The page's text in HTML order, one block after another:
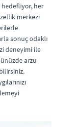
hedefliyor, her
merkezi
sonuç odaklı
deneyimi ile
arzu